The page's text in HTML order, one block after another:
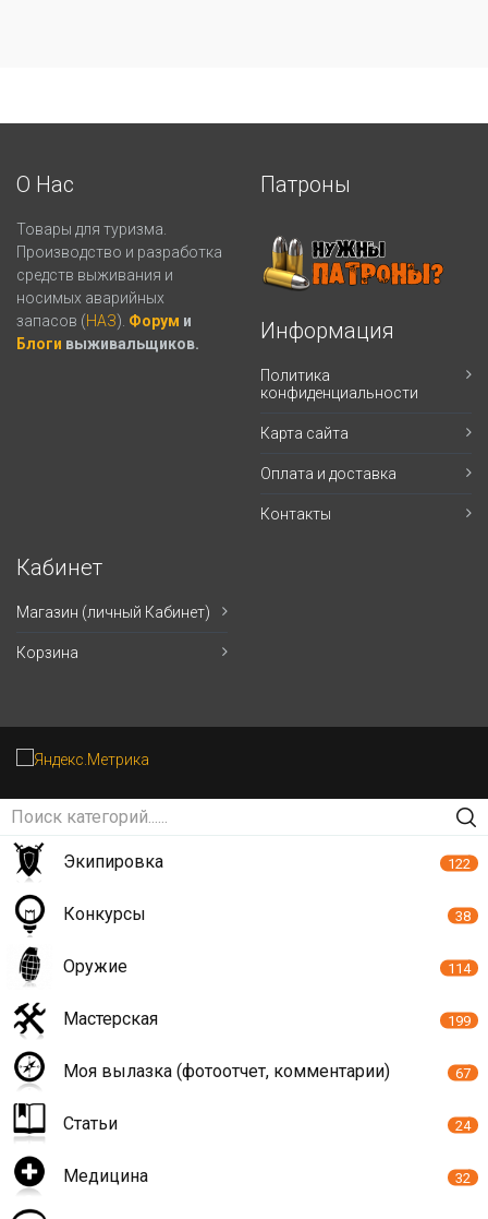
О Нас
Товары для туризма.
Производство и разработка
средств выживания и
носимых аварийных
запасов (НАЗ). Форум и
Блоги выживальщиков.
Патроны
Информация
Политика
конфиденциальности
Карта сайта
Оплата и доставка
Контакты
Кабинет
Магазин (личный Кабинет)
Корзина
Экипировка 122
Конкурсы 38
Оружие 114
Мастерская 199
Моя вылазка (фотоотчет, комментарии) 67
Статьи 24
Медицина 32